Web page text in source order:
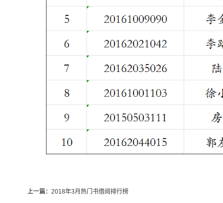
上一篇： 2018年3月热门书借阅排行榜